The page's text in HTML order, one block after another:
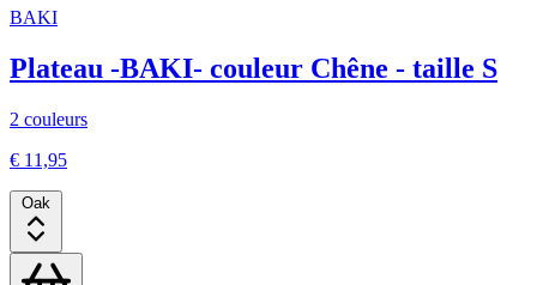
BAKI
Plateau -BAKI- couleur Chêne - taille S
2 couleurs
€ 11,95
Oak